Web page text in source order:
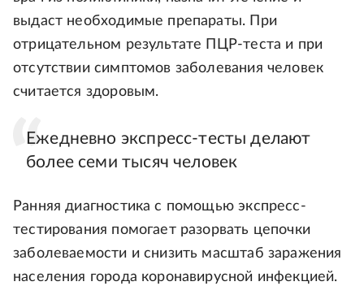
выдаст необходимые препараты. При
отрицательном результате ПЦР-теста и при
отсутствии симптомов заболевания человек
считается здоровым.
Ежедневно экспресс-тесты делают
более семи тысяч человек
Ранняя диагностика с помощью экспресс-
тестирования помогает разорвать цепочки
заболеваемости и снизить масштаб заражения
населения города коронавирусной инфекцией.